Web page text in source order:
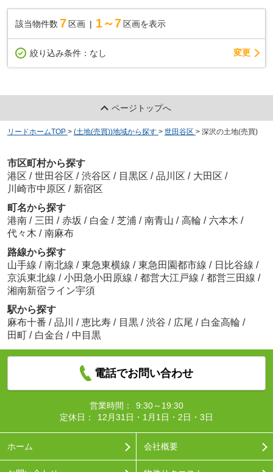
該当物件数 7 区画 1～7 区画を表示
絞り込み条件： なし 変更
ページトップへ
リードホームTOP > (土地(売買))地域から探す > 世田谷区 > 深沢の土地(売買)
市区町村から探す
港区 / 世田谷区 / 渋谷区 / 目黒区 / 品川区 / 大田区 /
川崎市中原区 / 新宿区
町名から探す
港南 / 三田 / 赤坂 / 白金 / 芝浦 / 南青山 / 高輪 / 六本木 /
代々木 / 南麻布
路線から探す
山手線 / 南北線 / 東急東横線 / 東急田園都市線 / 日比谷線 /
京浜東北線 / 小田急小田原線 / 都営大江戸線 / 都営三田線 /
湘南新宿ライン宇須
駅から探す
麻布十番 / 品川 / 恵比寿 / 目黒 / 渋谷 / 広尾 / 白金高輪 /
田町 / 白金台 / 中目黒
電話でお問い合わせ
営業時間：
9:30～19:30
定休日：
12月31日・1月1日・2日・3日
ホーム 会社概要